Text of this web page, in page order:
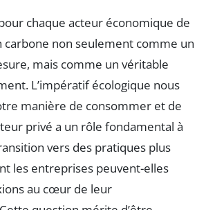
chaque acteur économique de
carbone non seulement comme un
mais comme un véritable
L’impératif écologique nous
manière de consommer et de
privé a un rôle fondamental à
vers des pratiques plus
les entreprises peuvent-elles
au cœur de leur